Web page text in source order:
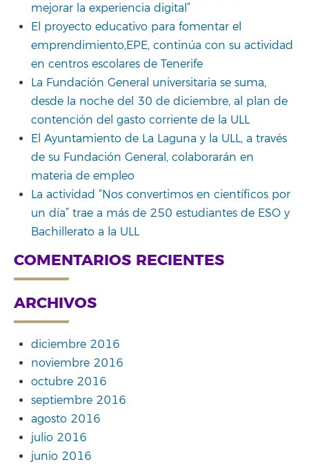
mejorar la experiencia digital”
El proyecto educativo para fomentar el
emprendimiento,EPE, continúa con su actividad
en centros escolares de Tenerife
La Fundación General universitaria se suma,
desde la noche del 30 de diciembre, al plan de
contención del gasto corriente de la ULL
El Ayuntamiento de La Laguna y la ULL, a través
de su Fundación General, colaborarán en
materia de empleo
La actividad “Nos convertimos en científicos por
un día” trae a más de 250 estudiantes de ESO y
Bachillerato a la ULL
COMENTARIOS RECIENTES
ARCHIVOS
diciembre 2016
noviembre 2016
octubre 2016
septiembre 2016
agosto 2016
julio 2016
junio 2016